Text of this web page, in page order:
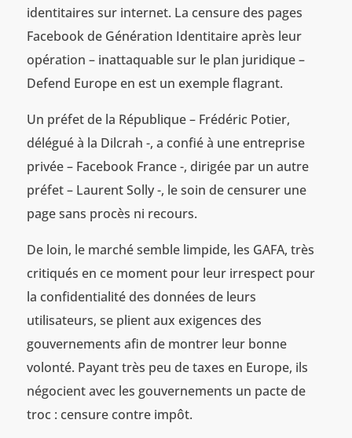
identitaires sur internet. La censure des pages
Facebook de Génération Identitaire après leur
opération – inattaquable sur le plan juridique –
Defend Europe en est un exemple flagrant.
Un préfet de la République – Frédéric Potier,
délégué à la Dilcrah -, a confié à une entreprise
privée – Facebook France -, dirigée par un autre
préfet – Laurent Solly -, le soin de censurer une
page sans procès ni recours.
De loin, le marché semble limpide, les GAFA, très
critiqués en ce moment pour leur irrespect pour
la confidentialité des données de leurs
utilisateurs, se plient aux exigences des
gouvernements afin de montrer leur bonne
volonté. Payant très peu de taxes en Europe, ils
négocient avec les gouvernements un pacte de
troc : censure contre impôt.